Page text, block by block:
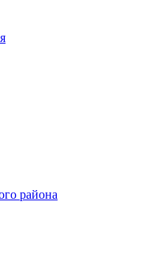
района